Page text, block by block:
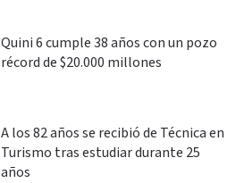
Quini 6 cumple 38 años con un pozo
récord de $20.000 millones
A los 82 años se recibió de Técnica en
Turismo tras estudiar durante 25
años